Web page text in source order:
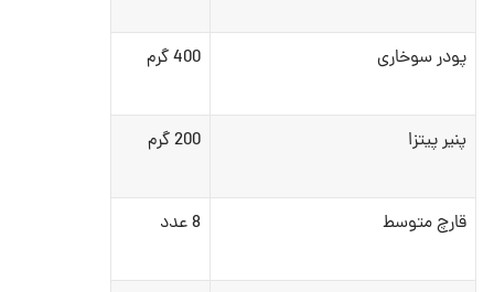
پودر سوخاری 400 گرم
پنیر پیتزا 200 گرم
قارچ متوسط 8 عدد